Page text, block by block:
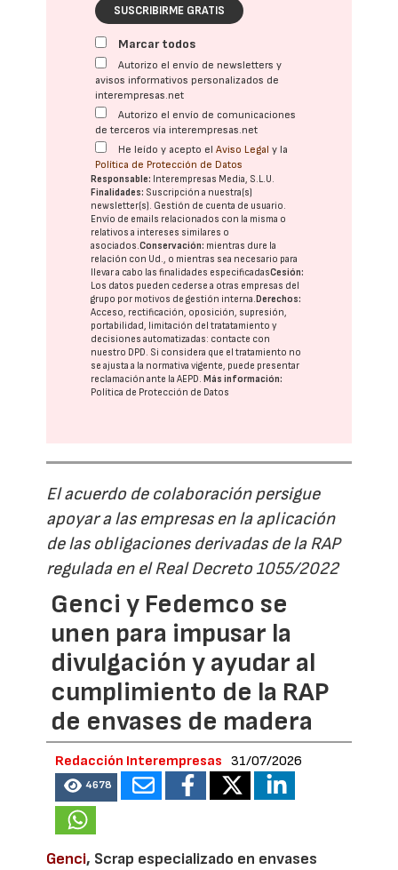
SUSCRIBIRME GRATIS
Marcar todos
Autorizo el envío de newsletters y
avisos informativos personalizados de
interempresas.net
Autorizo el envío de comunicaciones
de terceros vía interempresas.net
He leído y acepto elAviso Legal y la
Política de Protección de Datos
Responsable: Interempresas Media, S.L.U.
Finalidades: Suscripción a nuestra(s)
newsletter(s). Gestión de cuenta de usuario.
Envío de emails relacionados con la misma o
relativos a intereses similares o
asociados.Conservación: mientras dure la
relación con Ud., o mientras sea necesario para
llevar a cabo las finalidades especificadasCesión:
Los datos pueden cederse a otras empresas del
grupo por motivos de gestión interna. Derechos:
Acceso, rectificación, oposición, supresión,
portabilidad, limitación del tratatamiento y
decisiones automatizadas: contacte con
nuestro DPD. Si considera que el tratamiento no
se ajusta a la normativa vigente, puede presentar
reclamación ante laAEPD. Más información:
Política de Protección de Datos
El acuerdo de colaboración persigue
apoyar a las empresas en la aplicación
de las obligaciones derivadas de la RAP
regulada en el Real Decreto 1055/2022
Genci y Fedemco se
unen para impusar la
divulgación y ayudar al
cumplimiento de la RAP
de envases de madera
Redacción Interempresas 31/07/2026
4678
Genci, Scrap especializado en envases